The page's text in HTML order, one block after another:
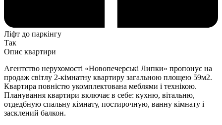
Ліфт до паркінгу
Так
Опис квартири
Агентство нерухомості «Новопечерські Липки» пропонує на
продаж світлу 2-кімнатну квартиру загальною площею 59м2.
Квартира повністю укомплектована меблями і технікою.
Планування квартири включає в себе: кухню, вітальню,
отдедбную спальну кімнату, постирочную, ванну кімнату і
засклений балкон.